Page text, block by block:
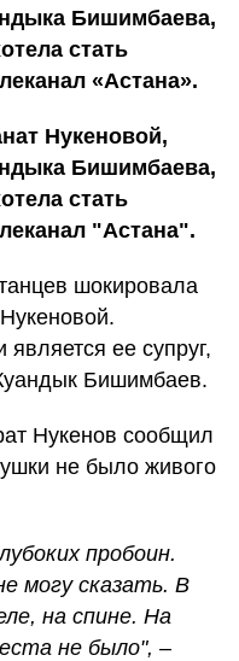
Бишимбаева,
стать
«Астана».
Нукеновой,
Бишимбаева,
стать
"Астана".
шокировала
ее супруг,
Бишимбаев.
Нукенов сообщил
не было живого
пробоин.
могу сказать. В
на спине. На
не было", –